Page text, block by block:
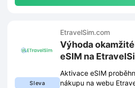
Sleva
EtravelSim.com
Výhoda
eSIM na
Aktivace eSIM
nákupu na webu